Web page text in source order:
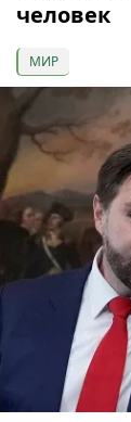
человек
МИР